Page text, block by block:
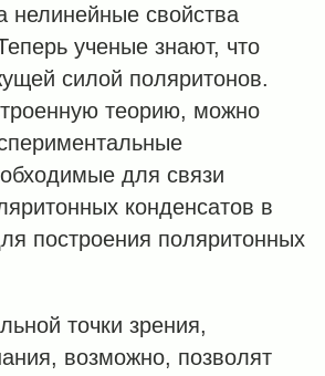
нелинейные свойства
ученые знают, что
силой поляритонов.
теорию, можно
для связи
конденсатов в
построения поляритонных
точки зрения,
возможно, позволят